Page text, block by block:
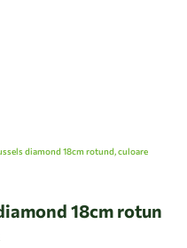
diamond 18cm rotund, culoare
18cm rotun